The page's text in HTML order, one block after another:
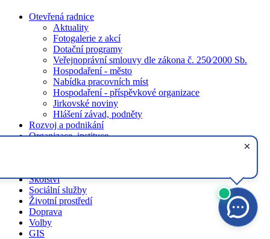
Otevřená radnice
Aktuality
Fotogalerie z akcí
Dotační programy
Veřejnoprávní smlouvy dle zákona č. 250⁄2000 Sb.
Hospodaření - město
Nabídka pracovních míst
Hospodaření - příspěvkové organizace
Jirkovské noviny
Hlášení závad, podněty
Rozvoj a podnikání
Organizace, instituce
Školství
Sociální služby
Životní prostředí
Doprava
Volby
GIS